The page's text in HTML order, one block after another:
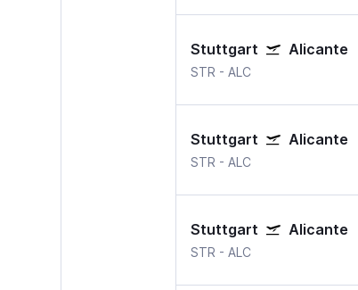
Stuttgart Alicante
STR - ALC
Stuttgart Alicante
STR - ALC
Stuttgart Alicante
STR - ALC